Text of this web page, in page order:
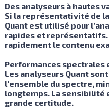
Des analyseurs à hautes
Si la représentativité de
Quant est utilisé pour
rapides et représentatifs.
rapidement le contenu
Performances spectrales
Les analyseurs Quant
l’ensemble du spectre,
longtemps. La sensibilité
grande certitude.